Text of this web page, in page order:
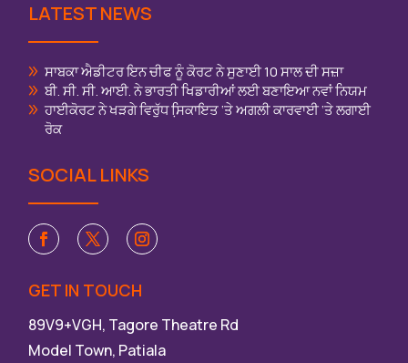
LATEST NEWS
ਸਾਬਕਾ ਐਡੀਟਰ ਇਨ ਚੀਫ ਨੂੰ ਕੋਰਟ ਨੇ ਸੁਣਾਈ 10 ਸਾਲ ਦੀ ਸਜ਼ਾ
ਬੀ. ਸੀ. ਸੀ. ਆਈ. ਨੇ ਭਾਰਤੀ ਖਿਡਾਰੀਆਂ ਲਈ ਬਣਾਇਆ ਨਵਾਂ ਨਿਯਮ
ਹਾਈਕੋਰਟ ਨੇ ਖੜਗੇ ਵਿਰੁੱਧ ਸਿ਼ਕਾਇਤ ‘ਤੇ ਅਗਲੀ ਕਾਰਵਾਈ ‘ਤੇ ਲਗਾਈ
ਰੋਕ
SOCIAL LINKS
GET IN TOUCH
89V9+VGH, Tagore Theatre Rd
Model Town, Patiala